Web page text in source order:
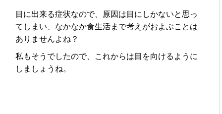
目に出来る症状なので、原因は目にしかないと思っ
てしまい、なかなか食生活まで考えがおよぶことは
ありませんよね？
私もそうでしたので、これからは目を向けるように
しましょうね。